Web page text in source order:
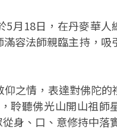
月18日，在丹麥華人
容法師親臨主持，吸
之情，表達對佛陀
聆聽佛光山開山祖師
身、口、意修持中落